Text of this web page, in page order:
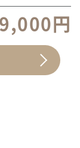
円